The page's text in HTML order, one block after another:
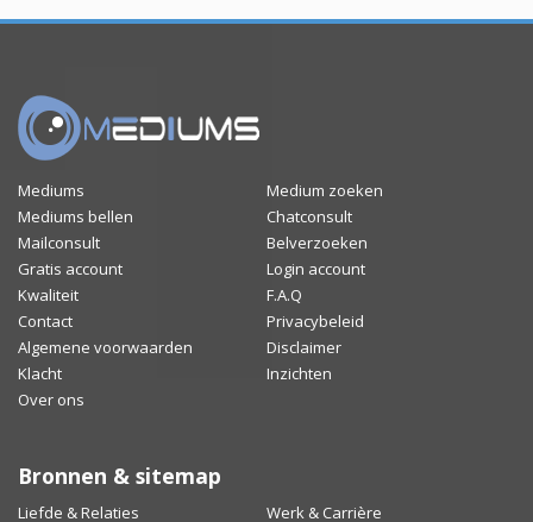
Mediums
Medium zoeken
Mediums bellen
Chatconsult
Mailconsult
Belverzoeken
Gratis account
Login account
Kwaliteit
F.A.Q
Contact
Privacybeleid
Algemene voorwaarden
Disclaimer
Klacht
Inzichten
Over ons
Bronnen & sitemap
Liefde & Relaties Werk & Carrière